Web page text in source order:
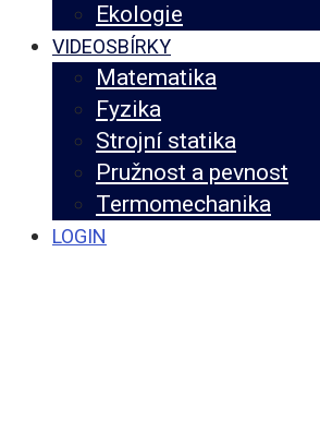
Ekologie
VIDEOSBÍRKY
Matematika
Fyzika
Strojní statika
Pružnost a pevnost
Termomechanika
LOGIN